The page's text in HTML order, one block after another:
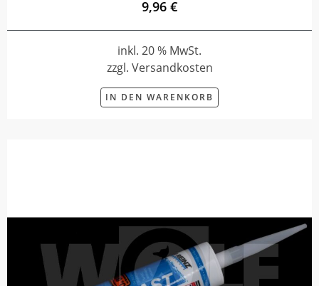
9,96 €
inkl. 20 % MwSt.
zzgl. Versandkosten
IN DEN WARENKORB